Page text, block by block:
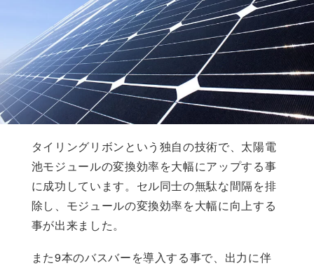
タイリングリボンという独自の技術で、太陽電
池モジュールの変換効率を大幅にアップする事
に成功しています。セル同士の無駄な間隔を排
除し、モジュールの変換効率を大幅に向上する
事が出来ました。
また9本のバスバーを導入する事で、出力に伴